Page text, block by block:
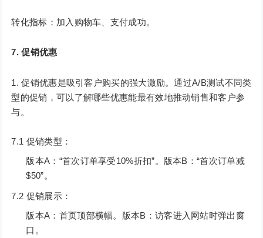
转化指标：加入购物车、支付成功。
7. 促销优惠
促销优惠是吸引客户购买的强大激励。通过A/B测试不同类
型的促销，可以了解哪些优惠能最有效地推动销售和客户参
与。
7.1 促销类型：
版本A：“首次订单享受10%折扣”。版本B：“首次订单减
$50”。
7.2 促销展示：
版本A：首页顶部横幅。版本B：访客进入网站时弹出窗
口。